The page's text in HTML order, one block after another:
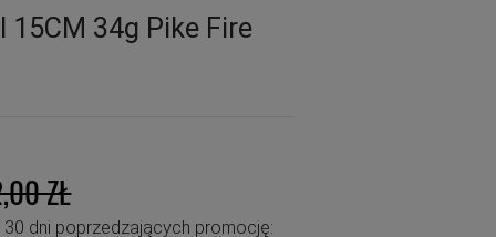
15CM 34g Pike Fire
ZŁ
30 dni poprzedzających promocję: